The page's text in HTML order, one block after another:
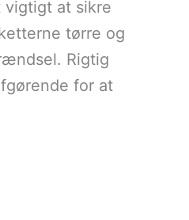
vigtigt at sikre
tørre og
Rigtig
for at